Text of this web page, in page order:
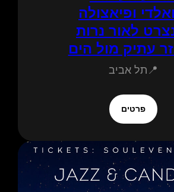
ופיאצולה
לאור נרות
עתיק מול הים
📍תל אביב
פרטים